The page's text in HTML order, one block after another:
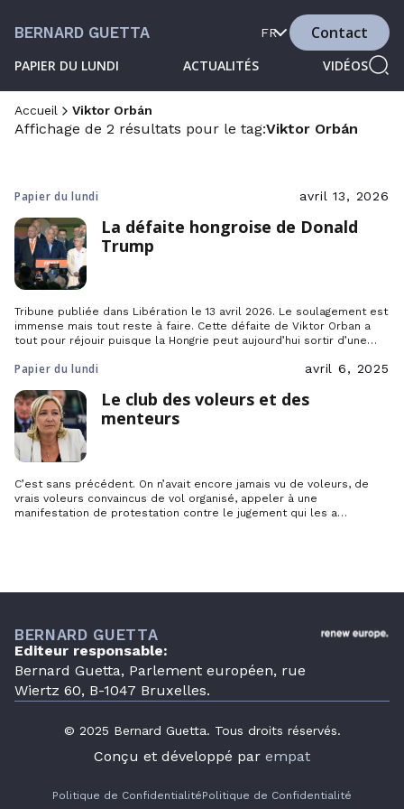
BERNARD GUETTA
PAPIER DU LUNDI ACTUALITÉS VIDÉOS
FR Contact
Accueil Viktor Orbán
Affichage de 2 résultats pour le tag:Viktor Orbán
Papier du lundi avril 13, 2026
La défaite hongroise de Donald
Trump
Tribune publiée dans Libération le 13 avril 2026. Le soulagement est
immense mais tout reste à faire. Cette défaite de Viktor Orban a
tout pour réjouir puisque la Hongrie peut aujourd’hui sortir d’une
Donald Trump et les extrêmes-droites européennes qui en avaient
Papier du lundi avril 6, 2025
Le club des voleurs et des
menteurs
C’est sans précédent. On n’avait encore jamais vu de voleurs, de
vrais voleurs convaincus de vol organisé, appeler à une
manifestation de protestation contre le jugement qui les a
BERNARD GUETTA
Editeur responsable:
Bernard Guetta, Parlement européen, rue
Wiertz 60, B-1047 Bruxelles.
© 2025 Bernard Guetta. Tous droits réservés.
Conçu et développé par empat
Politique de ConfidentialitéPolitique de Confidentialité